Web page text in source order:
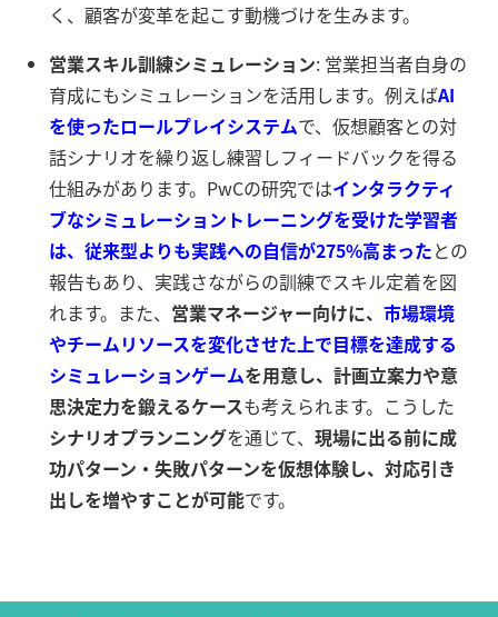
く、顧客が変革を起こす動機づけを生みます。
営業スキル訓練シミュレーション: 営業担当者自身の
育成にもシミュレーションを活用します。例えばAI
を使ったロールプレイシステムで、仮想顧客との対
話シナリオを繰り返し練習しフィードバックを得る
仕組みがあります。PwCの研究ではインタラクティ
ブなシミュレーショントレーニングを受けた学習者
は、従来型よりも実践への自信が275%高まったとの
報告もあり、実践さながらの訓練でスキル定着を図
れます。また、 営業マネージャー向けに、 市場環境
やチームリソースを変化させた上で目標を達成する
シミュレーションゲームを用意し、計画立案力や意
思決定力を鍛えるケースも考えられます。こうした
シナリオプランニングを通じて、 現場に出る前に成
功パターン・失敗パターンを仮想体験し、対応引き
出しを増やすことが可能です。